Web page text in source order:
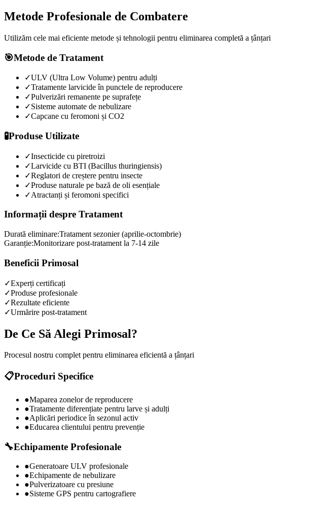
Metode Profesionale de Combatere
Utilizăm cele mai eficiente metode și tehnologii pentru eliminarea completă a țânțari
🎯Metode de Tratament
✓ULV (Ultra Low Volume) pentru adulți
✓Tratamente larvicide în punctele de reproducere
✓Pulverizări remanente pe suprafețe
✓Sisteme automate de nebulizare
✓Capcane cu feromoni și CO2
🧪Produse Utilizate
✓Insecticide cu piretroizi
✓Larvicide cu BTI (Bacillus thuringiensis)
✓Reglatori de creștere pentru insecte
✓Produse naturale pe bază de oli esențiale
✓Atractanți și feromoni specifici
Informații despre Tratament
Durată eliminare:Tratament sezonier (aprilie-octombrie)
Garanție:Monitorizare post-tratament la 7-14 zile
Beneficii Primosal
✓Experți certificați
✓Produse profesionale
✓Rezultate eficiente
✓Urmărire post-tratament
De Ce Să Alegi Primosal?
Procesul nostru complet pentru eliminarea eficientă a țânțari
📋Proceduri Specifice
●Maparea zonelor de reproducere
●Tratamente diferențiate pentru larve și adulți
●Aplicări periodice în sezonul activ
●Educarea clientului pentru prevenție
🔧Echipamente Profesionale
●Generatoare ULV profesionale
●Echipamente de nebulizare
●Pulverizatoare cu presiune
●Sisteme GPS pentru cartografiere